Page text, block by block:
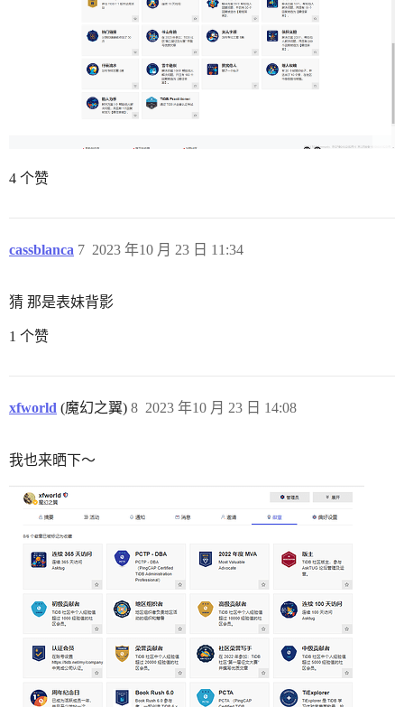
4 个赞
cassblanca 2023 年10 月 23 日 11:34
7
猜 那是表妹背影
1 个赞
xfworld (魔幻之翼) 2023 年10 月 23 日 14:08
8
我也来晒下～